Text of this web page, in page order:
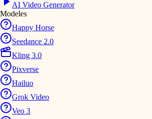
AI Video Generator
Modeles
Happy Horse
Seedance 2.0
Kling 3.0
Pixverse
Hailuo
Grok Video
Veo 3